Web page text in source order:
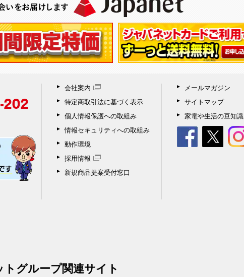
会社案内
特定商取引法に基づく表示
個人情報保護への取組み
情報セキュリティへの取組み
動作環境
採用情報
新規商品提案受付窓口
メールマガジン
サイトマップ
家電や生活の豆知識
グループ関連サイト